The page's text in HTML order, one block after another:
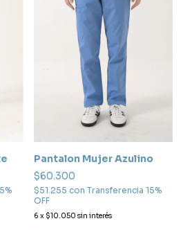
Pantalon Mujer Azulino
$60.300
$51.255 con Transferencia 15%
OFF
6 x $10.050 sin interés